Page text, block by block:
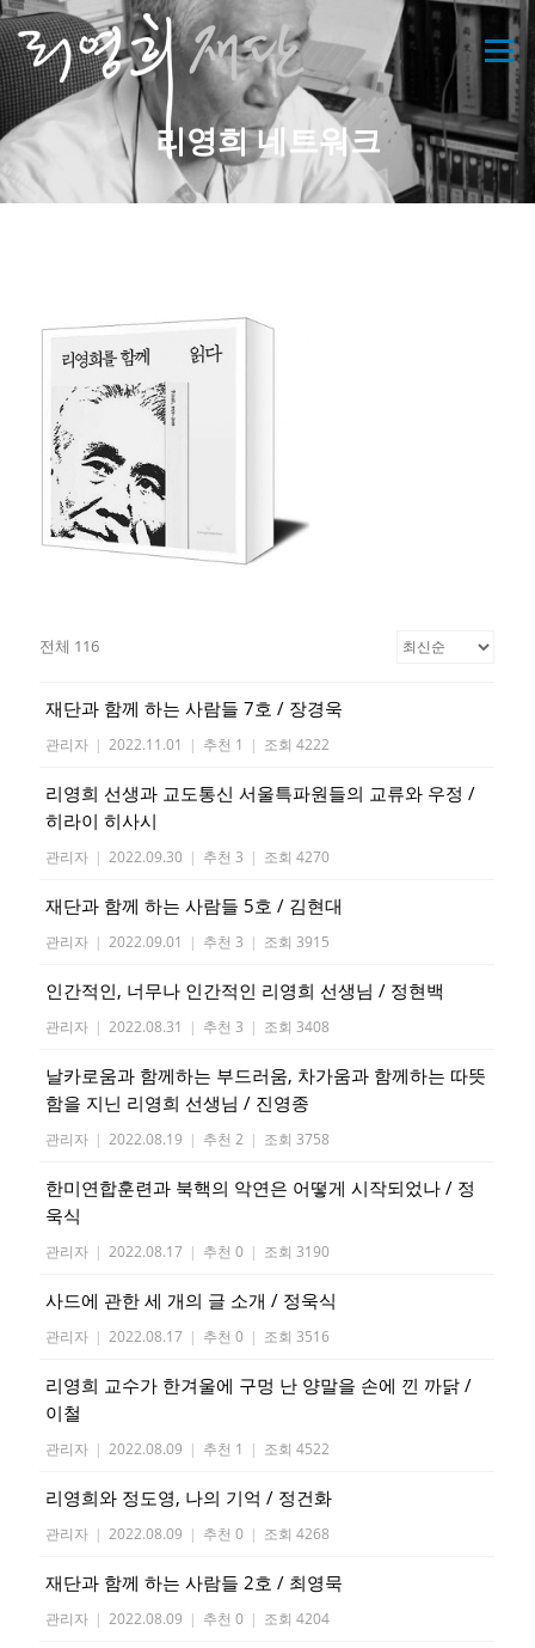
콘
텐
츠
로
바
로
가
기
메뉴
리영희 네트워크
전체 116
재단과 함께 하는 사람들 7호 / 장경욱
관리자 | 2022.11.01 | 추천 1 | 조회 4222
리영희 선생과 교도통신 서울특파원들의 교류와 우정 /
히라이 히사시
관리자 | 2022.09.30 | 추천 3 | 조회 4270
재단과 함께 하는 사람들 5호 / 김현대
관리자 | 2022.09.01 | 추천 3 | 조회 3915
인간적인, 너무나 인간적인 리영희 선생님 / 정현백
관리자 | 2022.08.31 | 추천 3 | 조회 3408
날카로움과 함께하는 부드러움, 차가움과 함께하는 따뜻
함을 지닌 리영희 선생님 / 진영종
관리자 | 2022.08.19 | 추천 2 | 조회 3758
한미연합훈련과 북핵의 악연은 어떻게 시작되었나 / 정
욱식
관리자 | 2022.08.17 | 추천 0 | 조회 3190
사드에 관한 세 개의 글 소개 / 정욱식
관리자 | 2022.08.17 | 추천 0 | 조회 3516
리영희 교수가 한겨울에 구멍 난 양말을 손에 낀 까닭 /
이철
관리자 | 2022.08.09 | 추천 1 | 조회 4522
리영희와 정도영, 나의 기억 / 정건화
관리자 | 2022.08.09 | 추천 0 | 조회 4268
재단과 함께 하는 사람들 2호 / 최영묵
관리자 | 2022.08.09 | 추천 0 | 조회 4204